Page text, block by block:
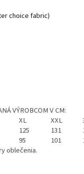
fabric)
VÝROBCOM V CM:
XL XXL
125 131
95 101
oblečenia.